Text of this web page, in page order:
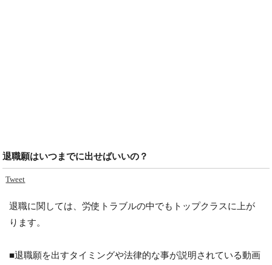
退職願はいつまでに出せばいいの？
Tweet
退職に関しては、労使トラブルの中でもトップクラスに上が
ります。
■退職願を出すタイミングや法律的な事が説明されている動画